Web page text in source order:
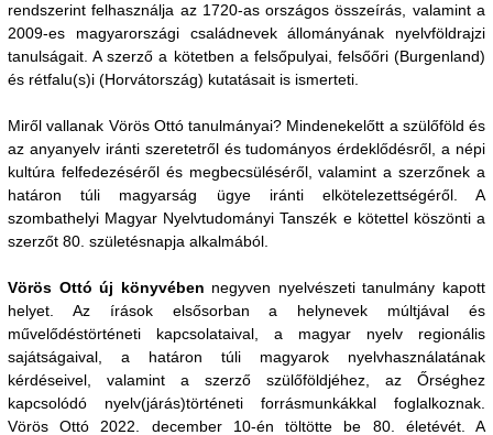
rendszerint felhasználja az 1720-as országos összeírás, valamint a
2009-es magyarországi családnevek állományának nyelvföldrajzi
tanulságait. A szerző a kötetben a felsőpulyai, felsőőri (Burgenland)
és rétfalu(s)i (Horvátország) kutatásait is ismerteti.
Miről vallanak Vörös Ottó tanulmányai? Mindenekelőtt a szülőföld és
az anyanyelv iránti szeretetről és tudományos érdeklődésről, a népi
kultúra felfedezéséről és megbecsüléséről, valamint a szerzőnek a
határon túli magyarság ügye iránti elkötelezettségéről. A
szombathelyi Magyar Nyelvtudományi Tanszék e kötettel köszönti a
szerzőt 80. születésnapja alkalmából.
Vörös Ottó új könyvében negyven nyelvészeti tanulmány kapott
helyet. Az írások elsősorban a helynevek múltjával és
művelődéstörténeti kapcsolataival, a magyar nyelv regionális
sajátságaival, a határon túli magyarok nyelvhasználatának
kérdéseivel, valamint a szerző szülőföldjéhez, az Őrséghez
kapcsolódó nyelv(járás)történeti forrásmunkákkal foglalkoznak.
Vörös Ottó 2022. december 10-én töltötte be 80. életévét. A